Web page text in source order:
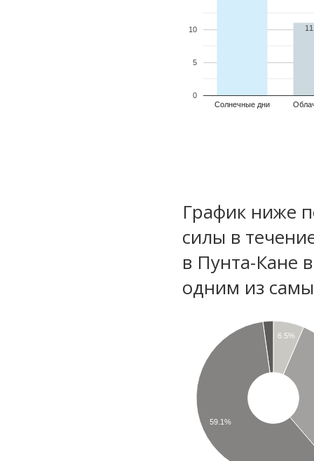
Солнечные дни
0
5
10
График ниже
силы в
в Пунта-Кане
одним из
6.5%
59.1%